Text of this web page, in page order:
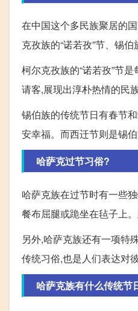
在中国这个多民族聚居的
克孜族的“诺若孜”节、锡伯
柯尔克孜族的“诺若孜”节
请客,展现出淳朴热情的民族
锡伯族的传统节日有春节
安幸福。而西迁节则是锡
哈萨克过节习俗?
哈萨克族在过节时有一些
餐布屈腿或跪坐在毡子上
另外,哈萨克族还有一项特
传统习俗,也是人们表达对
哈萨克族有什么传统节